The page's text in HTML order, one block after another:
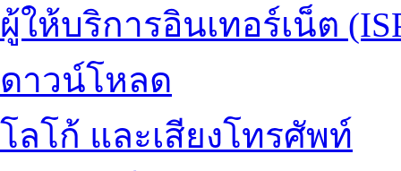
ผู้ให้บริการอินเทอร์เน็ต
ดาวน์โหลด
โลโก้ และเสียงโทรศัพท์